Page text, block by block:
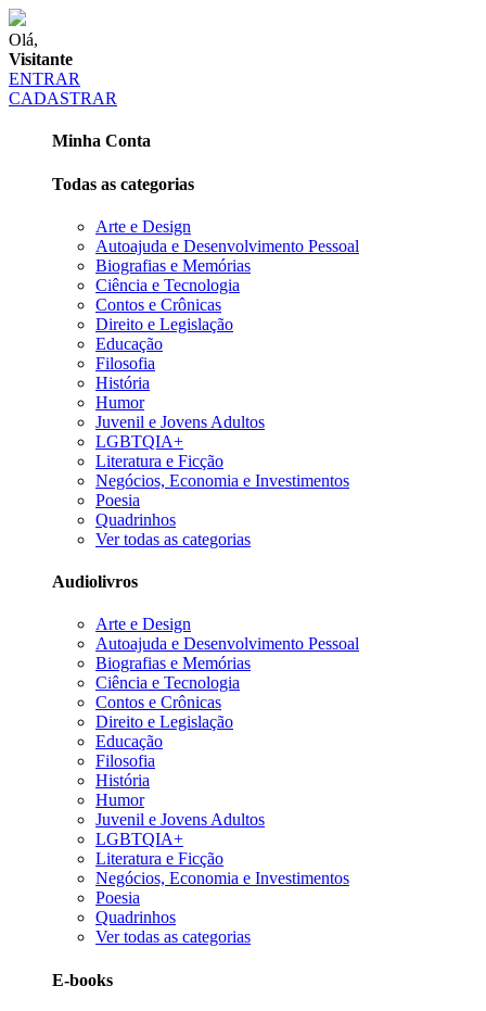
Olá,
Visitante
ENTRAR
CADASTRAR
Minha Conta
Todas as categorias
Arte e Design
Autoajuda e Desenvolvimento Pessoal
Biografias e Memórias
Ciência e Tecnologia
Contos e Crônicas
Direito e Legislação
Educação
Filosofia
História
Humor
Juvenil e Jovens Adultos
LGBTQIA+
Literatura e Ficção
Negócios, Economia e Investimentos
Poesia
Quadrinhos
Ver todas as categorias
Audiolivros
Arte e Design
Autoajuda e Desenvolvimento Pessoal
Biografias e Memórias
Ciência e Tecnologia
Contos e Crônicas
Direito e Legislação
Educação
Filosofia
História
Humor
Juvenil e Jovens Adultos
LGBTQIA+
Literatura e Ficção
Negócios, Economia e Investimentos
Poesia
Quadrinhos
Ver todas as categorias
E-books